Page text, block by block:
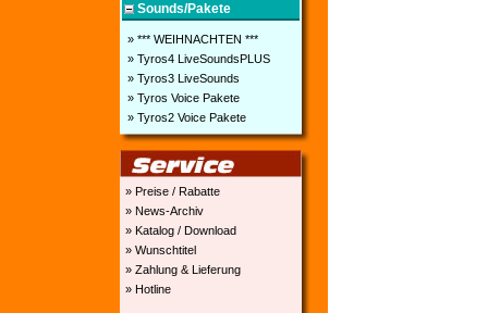
Sounds/Pakete
» *** WEIHNACHTEN ***
» Tyros4 LiveSoundsPLUS
» Tyros3 LiveSounds
» Tyros Voice Pakete
» Tyros2 Voice Pakete
» Preise / Rabatte
» News-Archiv
» Katalog / Download
» Wunschtitel
» Zahlung & Lieferung
» Hotline